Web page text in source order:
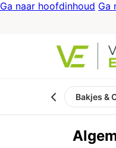
Ga naar hoofdinhoud Ga
Bakjes &